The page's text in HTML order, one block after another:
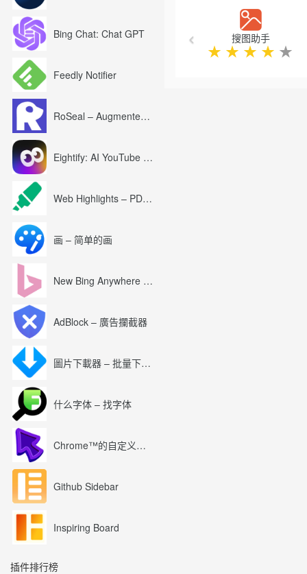
Bing Chat: Chat GPT
Feedly Notifier
RoSeal – Augmented Roblox Experience
Eightify: AI YouTube Summary with ChatGPT
Web Highlights – PDF & Web Highlighter
画 – 简单的画
New Bing Anywhere (Bing Chat GPT-4)
AdBlock – 廣告攔截器
圖片下載器 – 批量下載圖片
什么字体 – 找字体
Chrome™的自定义光标
Github Sidebar
Inspiring Board
插件排行榜
搜图助手
★ ★ ★ ★ ★